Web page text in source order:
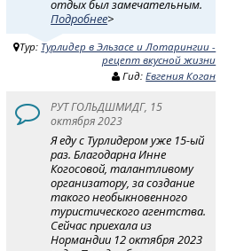
отдых был замечательным.
Подробнее>
Тур: Турлидер в Эльзасе и Лотарингии -
рецепт вкусной жизни
Гид:Евгения Коган
РУТ ГОЛЬДШМИДГ, 15
октября 2023
Я еду с Турлидером уже 15-ый
раз. Благодарна Инне
Когосовой, талантливому
организатору, за создание
такого необыкновенного
туристического агентства.
Сейчас приехала из
Нормандии 12 октября 2023